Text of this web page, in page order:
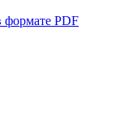
формате PDF